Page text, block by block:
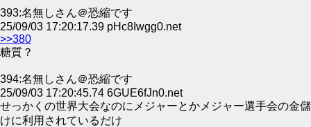
393:名無しさん＠恐縮です
25/09/03 17:20:17.39 pHc8Iwgg0.net
>>380
糖質？
394:名無しさん＠恐縮です
25/09/03 17:20:45.74 6GUE6fJn0.net
せっかくの世界大会なのにメジャーとかメジャー選手会の金儲
けに利用されているだけ